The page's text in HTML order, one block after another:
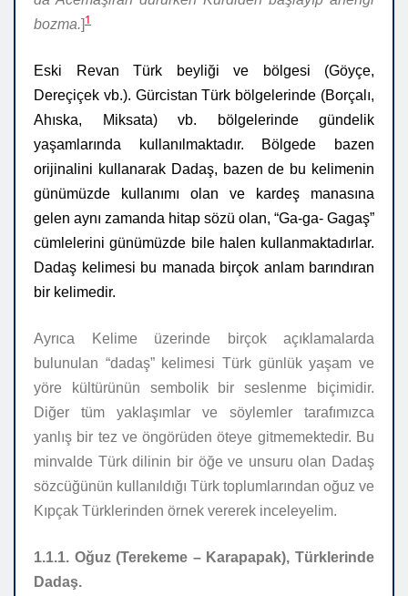
bozma.]1
Eski Revan Türk beyliği ve bölgesi (Göyçe,
Dereçiçek vb.). Gürcistan Türk bölgelerinde (Borçalı,
Ahıska, Miksata) vb. bölgelerinde gündelik
yaşamlarında kullanılmaktadır. Bölgede bazen
orijinalini kullanarak Dadaş, bazen de bu kelimenin
günümüzde kullanımı olan ve kardeş manasına
gelen aynı zamanda hitap sözü olan, “Ga-ga- Gagaş”
cümlelerini günümüzde bile halen kullanmaktadırlar.
Dadaş kelimesi bu manada birçok anlam barındıran
bir kelimedir.
Ayrıca
Kelime üzerinde birçok açıklamalarda
bulunulan “dadaş” kelimesi Türk günlük yaşam ve
yöre kültürünün sembolik bir seslenme biçimidir.
Diğer tüm yaklaşımlar ve söylemler tarafımızca
yanlış bir tez ve öngörüden öteye gitmemektedir. Bu
minvalde Türk dilinin bir öğe ve unsuru olan Dadaş
sözcüğünün kullanıldığı Türk toplumlarından oğuz ve
Kıpçak Türklerinden örnek vererek inceleyelim.
1.1.1. Oğuz (Terekeme – Karapapak), Türklerinde
Dadaş.